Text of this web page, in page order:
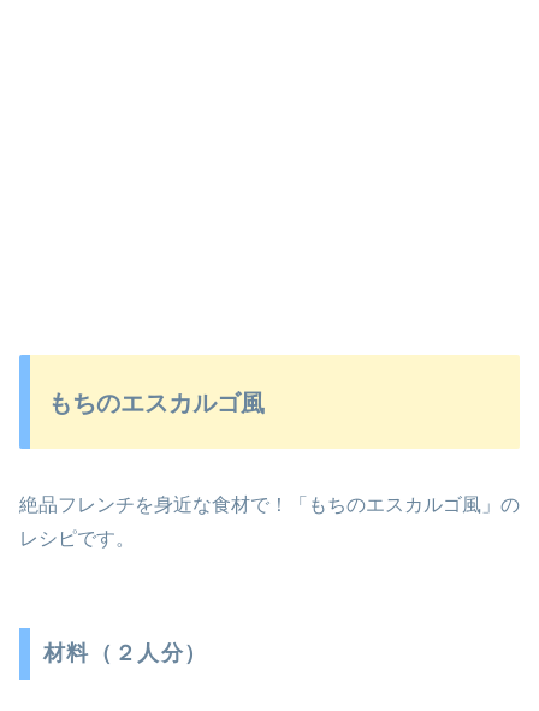
もちのエスカルゴ風
絶品フレンチを身近な食材で！「もちのエスカルゴ風」の
レシピです。
材料（２人分）